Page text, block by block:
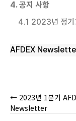
4. 공지 사항
4.1 2023년 정기
AFDEX
Posts
← 2023년 1분기
Newsletter